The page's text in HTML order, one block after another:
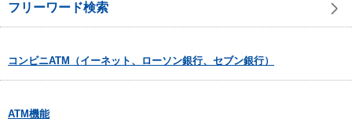
フリーワード検索
コンビニATM（イーネット、ローソン銀行、セブン銀行）
ATM機能